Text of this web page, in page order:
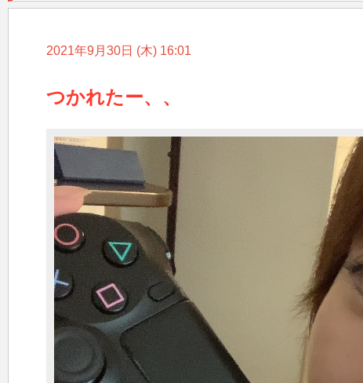
2021年9月30日 (木) 16:01
つかれたー、、